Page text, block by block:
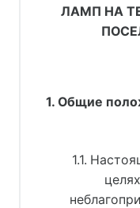
ЛАМП НА
1. Общие
1.1.